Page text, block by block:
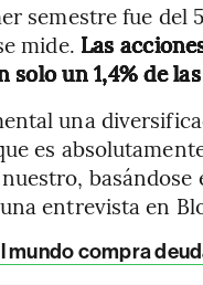
semestre fue del
mide. Las
solo un 1,4% de
una
es
basándose
entrevista en
mundo compra